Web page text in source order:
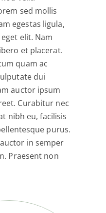
sed mollis
egestas ligula,
elit. Nam
et placerat.
quam ac
dui
auctor ipsum
Curabitur nec
nibh eu, facilisis
purus.
in semper
Praesent non